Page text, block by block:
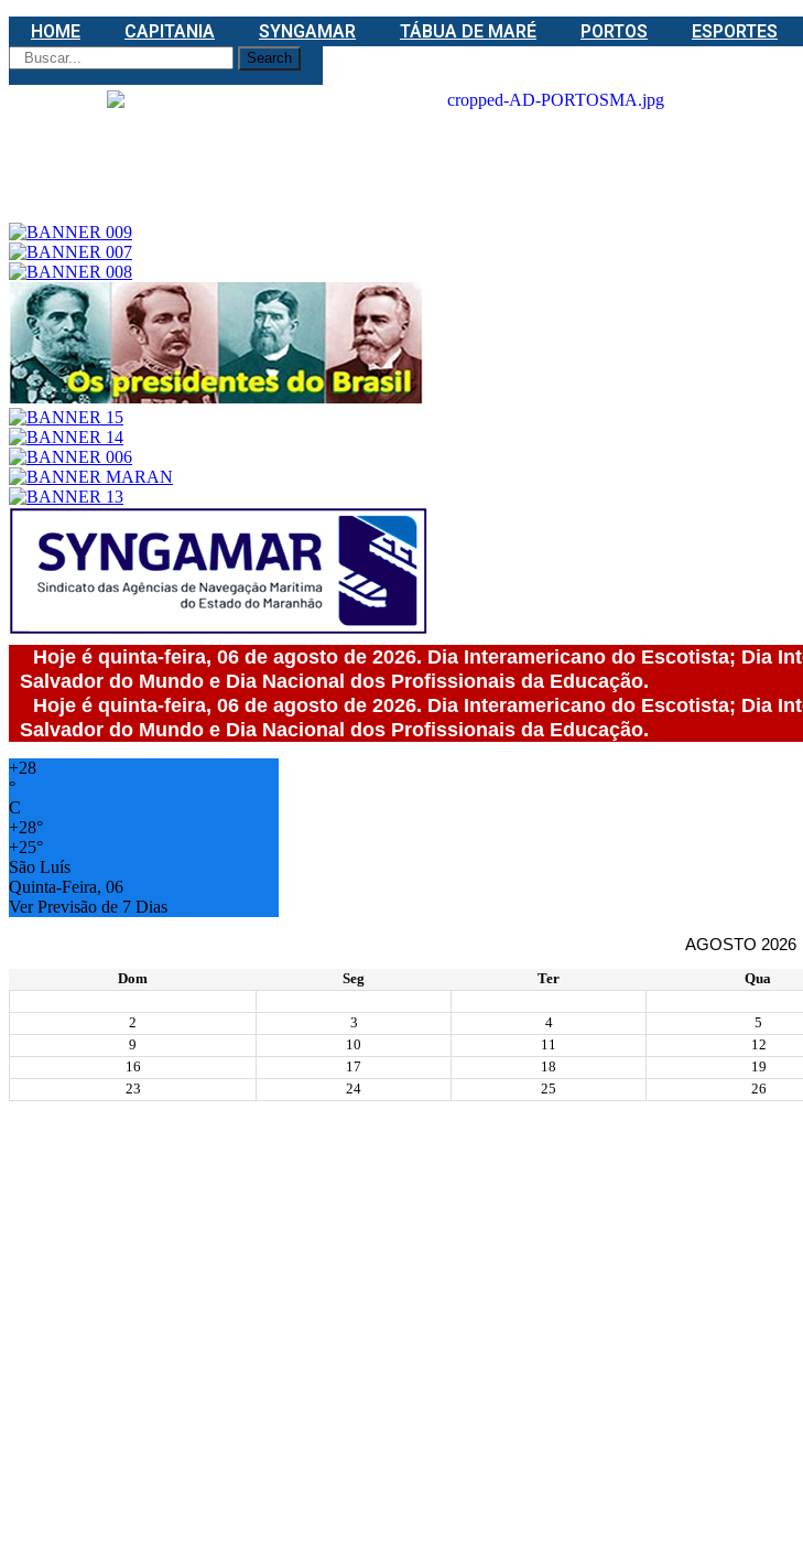
para
o
conteúdo
HOME CAPITANIA SYNGAMAR TÁBUA DE MARÉ PORTOS ESPORTES
Search
Hoje é quinta-feira, 06 de agosto de 2026. Dia Interamericano do Escotista; Dia
Salvador do Mundo e Dia Nacional dos Profissionais da Educação.
Hoje é quinta-feira, 06 de agosto de 2026. Dia Interamericano do Escotista; Dia
Salvador do Mundo e Dia Nacional dos Profissionais da Educação.
+28
°
C
+28°
+25°
São Luís
Quinta-Feira, 06
Ver Previsão de 7 Dias
AGOSTO 2026
Dom Seg Ter Qua
2
3 4 5
9
10 11 12
16
17 18 19
23
24 25 26